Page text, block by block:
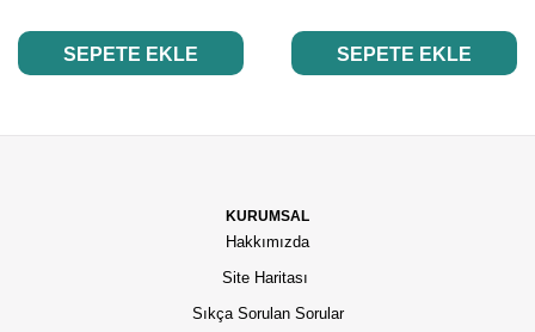
SEPETE EKLE SEPETE EKLE
KURUMSAL
Hakkımızda
Site Haritası
Sıkça Sorulan Sorular